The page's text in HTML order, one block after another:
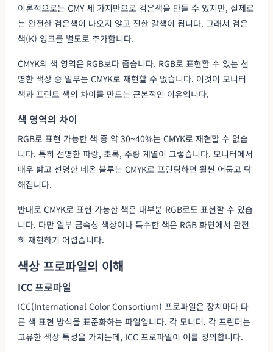
이론적으로는 CMY 세 가지만으로 검은색을 만들 수 있지만, 실제로
는 완전한 검은색이 나오지 않고 진한 갈색이 됩니다. 그래서 검은
색(K) 잉크를 별도로 추가합니다.
CMYK의 색 영역은 RGB보다 좁습니다. RGB로 표현할 수 있는 선
명한 색상 중 일부는 CMYK로 재현할 수 없습니다. 이것이 모니터
색과 프린트 색의 차이를 만드는 근본적인 이유입니다.
색 영역의 차이
RGB로 표현 가능한 색 중 약 30~40%는 CMYK로 재현할 수 없습
니다. 특히 선명한 파랑, 초록, 주황 계열이 그렇습니다. 모니터에서
매우 밝고 선명한 네온 블루는 CMYK로 프린팅하면 훨씬 어둡고 탁
해집니다.
반대로 CMYK로 표현 가능한 색은 대부분 RGB로도 표현할 수 있습
니다. 다만 일부 금속성 색상이나 특수한 색은 RGB 화면에서 완전
히 재현하기 어렵습니다.
색상 프로파일의 이해
ICC 프로파일
ICC(International Color Consortium) 프로파일은 장치마다 다
른 색 표현 방식을 표준화하는 파일입니다. 각 모니터, 각 프린터는
고유한 색상 특성을 가지는데, ICC 프로파일이 이를 정의합니다.